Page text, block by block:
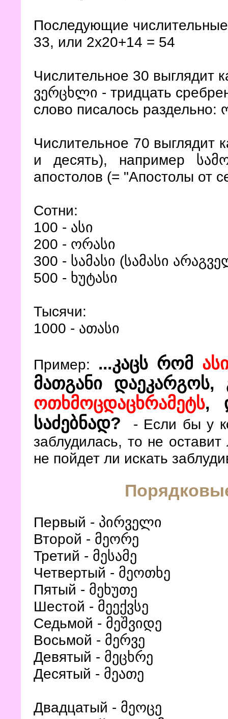
Последующие
33, или 2х20+14 = 54
Числительное 30
ვერცხლი - тридцать
слово писалось
Числительное 70 выглядит
и десять), например
апостолов (= "Апостолы от
Сотни:
100 - ასი
200 - ორასი
300 - სამასი (სამასი
500 - ხუტასი
Тысячи:
1000 - ათასი
Пример: ...კაცს რომ
მათგანი დაეკარგოს,
ოთხმოცდაცხრამეტს,
საძებნად?
- Если бы у
заблудилась, то не
не пойдет ли искать
Первый - პირველი
Второй - მეორე
Третий - მესამე
Четвертый - მეოთხე
Пятый - მეხუთე
Шестой - მეექვსე
Седьмой - მეშვიდე
Восьмой - მერვე
Девятый - მეცხრე
Десятый - მეათე
Двадцатый - მეოცე